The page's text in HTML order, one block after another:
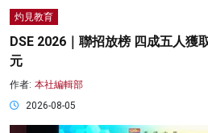
灼見教育
DSE 2026｜聯招放榜 四成五人獲
元
作者: 本社編輯部
2026-08-05